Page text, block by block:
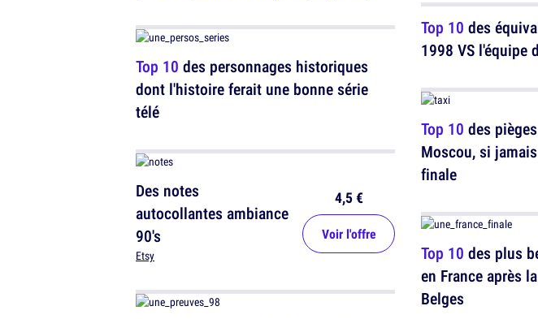
Top 10 des personnages historiques
dont l'histoire ferait une bonne série
télé
Des notes
autocollantes ambiance
90's
Etsy
4,5 €
Voir l'offre
Top 10 des
1998 VS l'équipe
Top 10 des
Moscou, si
finale
Top 10 des plus
en France après
Belges